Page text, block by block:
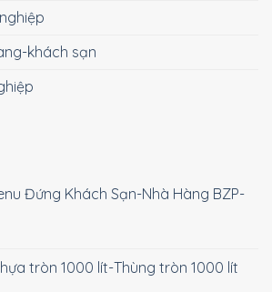
khách sạn
Đứng Khách Sạn-Nhà Hàng BZP-
tròn 1000 lít-Thùng tròn 1000 lít